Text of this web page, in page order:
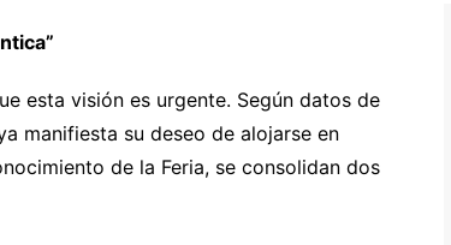
esta visión es urgente. Según datos de
manifiesta su deseo de alojarse en
de la Feria, se consolidan dos